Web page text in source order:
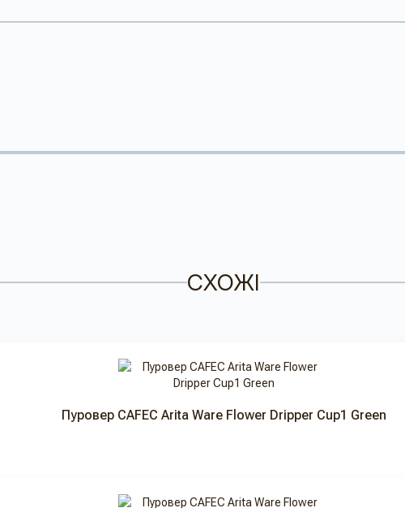
СХОЖІ
Пуровер CAFEC Arita Ware Flower Dripper Cup1 Green